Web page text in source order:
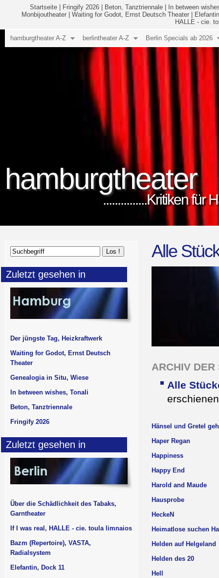
Startseite Fringify 2026 Beton, Tanztriennale
In between
Monbijoutheater
Waiting for Godot, Ernst Deutsch Theater
HALLE - cie.
hamburgtheater
...............Kritiken für
hamburgtheater A-Z berlintheater A-Z Berlin Specials ab 2026
Alle
ARCHIV
Alle
Hänsel und Gretel
Haper Regan
Happiness
Happy End
Harold and Maude
Hausprobe
HeckeN
Heimatlose suchen
Helden auf Helgeland
Helden des 20
Hell
Zuletzt gesehen in
Der jüngste Tag, Heizkraftwerk
Waiting for Godot, Ernst Deutsch
Theater
Genealogia in Situ, Wiese
In between wishes, Tonali
Beton, Tanztriennale
Fringify 2026
Zuletzt gesehen in
Über die Schädlichkeit des Tabaks,
Garntheater
If I was real, HALLE - cie. toula limnaios
Bazm (Repertoire), VASTA,
Radialsystem
Elefantin, Dock 11